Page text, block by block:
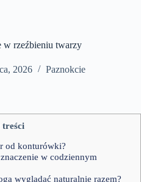
w rzeźbieniu twarzy
2026 Paznokcie
treści
od konturówki?
w codziennym
wyglądać naturalnie razem?